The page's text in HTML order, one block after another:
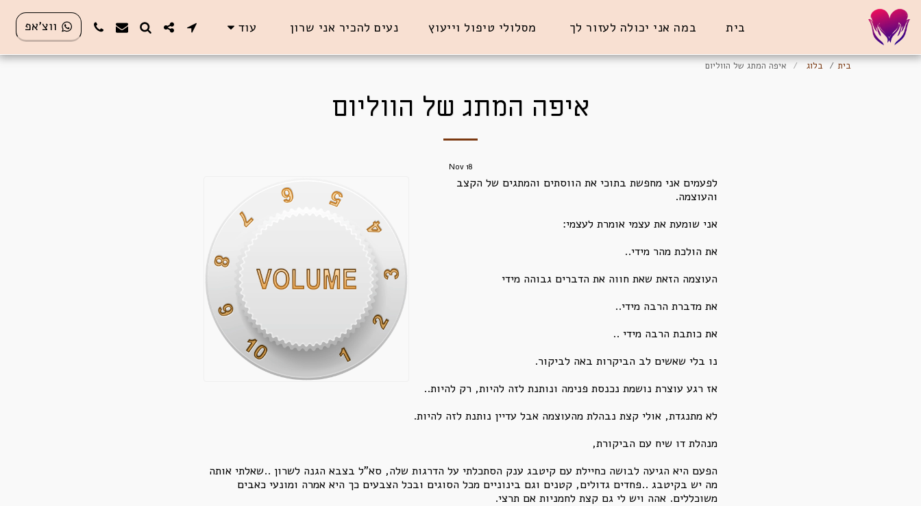
בית במה אני יכולה לעזור לך מסלולי טיפול וייעוץ נעים להכיר אני שרון עוד ווצ'אפ
בית בלוג איפה המתג של הווליום
איפה המתג של הווליום
18
Nov
לפעמים אני מחפשת בתוכי את הווסתים והמתגים של הקצב
והעוצמה.
אני שומעת את עצמי אומרת לעצמי:
את הולכת מהר מידי..
העוצמה הזאת שאת חווה את הדברים גבוהה מידי
את מדברת הרבה מידי..
את כותבת הרבה מידי ..
נו בלי שאשים לב הביקרות באה לביקור.
אז רגע עוצרת נושמת נכנסת פנימה ונותנת לזה להיות, רק להיות..
לא מתנגדת, אולי קצת נבהלת מהעוצמה אבל עדיין נותנת לזה להיות.
מנהלת דו שיח עם הביקורת,
הפעם היא הגיעה לבושה כחיילת עם קיטבג ענק הסתכלתי על הדרגות שלה, סא"ל בצבא הגנה לשרון ..שאלתי אותה
מה יש בקיטבג ..פחדים גדולים, קטנים וגם בינוניים מכל הסוגים ובכל הצבעים כך היא אמרה ומונעי כאבים
משוכללים. אהה ויש לי גם קצת לחמניות אם תרצי.